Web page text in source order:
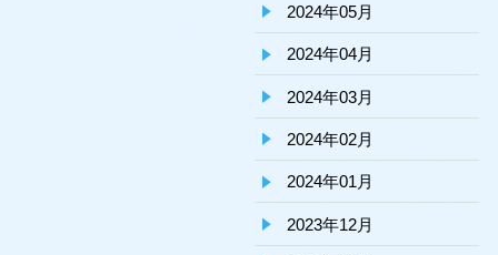
2024年05月
2024年04月
2024年03月
2024年02月
2024年01月
2023年12月